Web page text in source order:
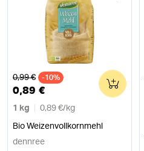
Alter Preis
0,99 € -10%
0,89 €
1 kg 0,89 €/ kg
Bio Weizenvollkornmehl
0
dennree